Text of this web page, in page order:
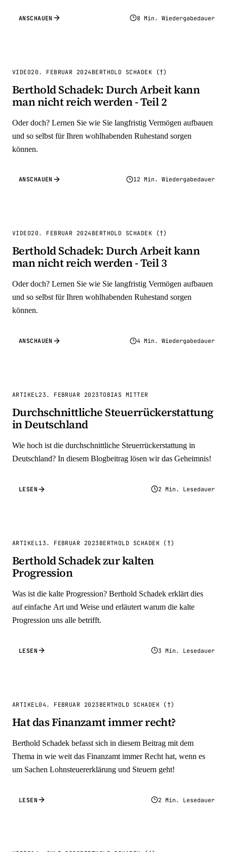
ANSCHAUEN 8 Min. Wiedergabedauer
VIDEO20. FEBRUAR 2024 BERTHOLD SCHADEK (†)
Berthold Schadek: Durch Arbeit kann
man nicht reich werden - Teil 2
Oder doch? Lernen Sie wie Sie langfristig Vermögen aufbauen
und so selbst für Ihren wohlhabenden Ruhestand sorgen
können.
ANSCHAUEN 12 Min. Wiedergabedauer
VIDEO20. FEBRUAR 2024 BERTHOLD SCHADEK (†)
Berthold Schadek: Durch Arbeit kann
man nicht reich werden - Teil 3
Oder doch? Lernen Sie wie Sie langfristig Vermögen aufbauen
und so selbst für Ihren wohlhabenden Ruhestand sorgen
können.
ANSCHAUEN 4 Min. Wiedergabedauer
ARTIKEL23. FEBRUAR 2023TOBIAS MITTER
Durchschnittliche Steuerrückerstattung
in Deutschland
Wie hoch ist die durchschnittliche Steuerrückerstattung in
Deutschland? In diesem Blogbeitrag lösen wir das Geheimnis!
LESEN 2 Min. Lesedauer
ARTIKEL 13. FEBRUAR 2023 BERTHOLD SCHADEK (†)
Berthold Schadek zur kalten
Progression
Was ist die kalte Progression? Berthold Schadek erklärt dies
auf einfache Art und Weise und erläutert warum die kalte
Progression uns alle betrifft.
LESEN 3 Min. Lesedauer
ARTIKEL 04. FEBRUAR 2023 BERTHOLD SCHADEK (†)
Hat das Finanzamt immer recht?
Berthold Schadek befasst sich in diesem Beitrag mit dem
Thema in wie weit das Finanzamt immer Recht hat, wenn es
um Sachen Lohnsteuererklärung und Steuern geht!
LESEN 2 Min. Lesedauer